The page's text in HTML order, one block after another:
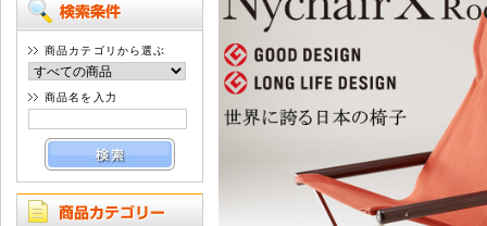
商品カテゴリから選ぶ
商品名を入力